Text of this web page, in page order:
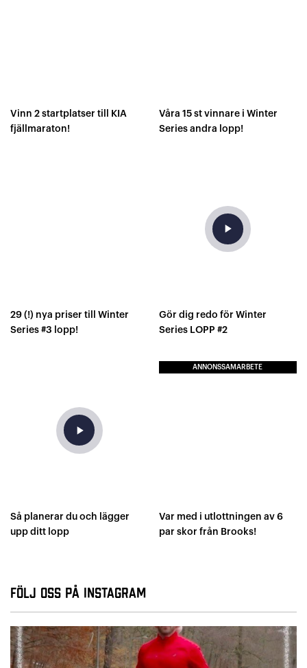
Vinn 2 startplatser till KIA
fjällmaraton!
Våra 15 st vinnare i Winter
Series andra lopp!
29 (!) nya priser till Winter
Series #3 lopp!
play_arrow
Gör dig redo för Winter
Series LOPP #2
play_arrow
Så planerar du och lägger
upp ditt lopp
ANNONSSAMARBETE
Var med i utlottningen av 6
par skor från Brooks!
Följ oss på Instagram